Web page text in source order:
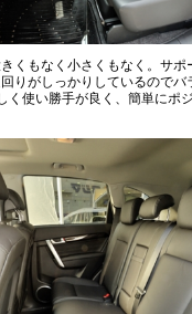
くもなく小さくもなく。サ
りがしっかりしているので
く使い勝手が良く、簡単にポ